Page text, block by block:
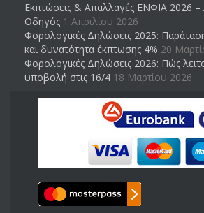
Εκπτώσεις & Απαλλαγές ΕΝΦΙΑ 2026 –
Οδηγός 1 Απριλίου 2026
Φορολογικές Δηλώσεις 2025:
και δυνατότητα έκπτωσης 4% 20
Φορολογικές Δηλώσεις 2026: Πώς
υποβολή στις 16/4 18 Μαρτίου 2026